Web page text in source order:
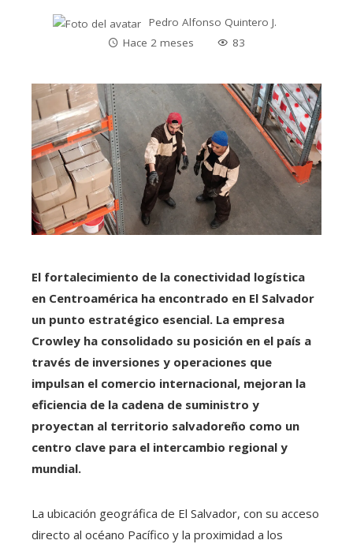
Pedro Alfonso Quintero J.
Hace 2 meses
83
El fortalecimiento de la conectividad logística
en Centroamérica ha encontrado en El Salvador
un punto estratégico esencial. La empresa
Crowley ha consolidado su posición en el país a
través de inversiones y operaciones que
impulsan el comercio internacional, mejoran la
eficiencia de la cadena de suministro y
proyectan al territorio salvadoreño como un
centro clave para el intercambio regional y
mundial.
La ubicación geográfica de El Salvador, con su acceso
directo al océano Pacífico y la proximidad a los